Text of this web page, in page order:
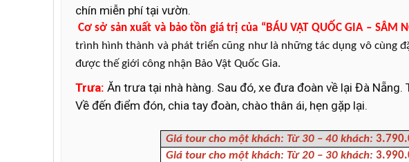
chín miễn phí tại vườn.
Cơ sở sản xuất và bảo tồn giá trị của “BÁU VẬT QUỐC GIA – SÂM
trình hình thành và phát triển cũng như là những tác dụng vô cùng
được thế giới công nhận Bảo Vật Quốc Gia.
Trưa: Ăn trưa tại nhà hàng. Sau đó, xe đưa đoàn về lại Đà Nẵng.
Về đến điểm đón, chia tay đoàn, chào thân ái, hẹn gặp lại.
Giá tour cho một khách: Từ 30 – 40 khách: 3.79
Giá tour cho một khách: Từ 20 – 30 khách: 3.99